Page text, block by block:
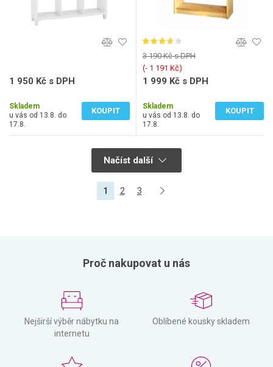
1 950 Kč s DPH
Skladem
u vás od 13.8. do
17.8.
KOUPIT
3 190 Kč s DPH
(‐ 1 191 Kč)
1 999 Kč s DPH
Skladem
u vás od 13.8. do
17.8.
KOUPIT
Načíst další
1 2 3
Proč nakupovat u nás
Nejširší výběr nábytku na
internetu
Oblíbené kousky skladem